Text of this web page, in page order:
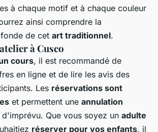
à chaque motif et à chaque couleur
ainsi comprendre la
de cet art traditionnel.
à Cusco
cours, il est recommandé de
en ligne et de lire les avis des
Les réservations sont
et permettent une annulation
d'imprévu. Que vous soyez un adulte
réserver pour vos enfants, il